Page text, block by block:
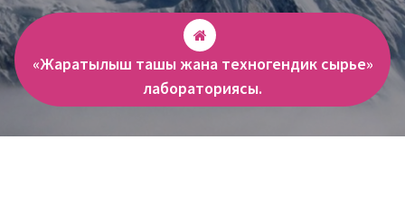
«Жаратылыш ташы жана техногендик сырье»
лабораториясы.